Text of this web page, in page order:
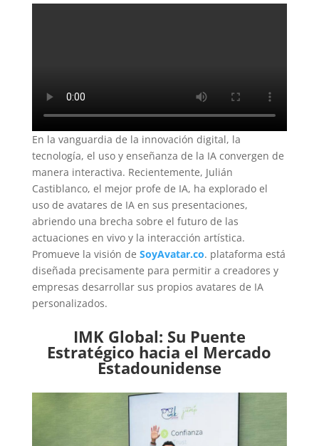
En la vanguardia de la innovación digital, la
tecnología, el uso y enseñanza de la IA convergen de
manera interactiva. Recientemente, Julián
Castiblanco, el mejor profe de IA, ha explorado el
uso de avatares de IA en sus presentaciones,
abriendo una brecha sobre el futuro de las
actuaciones en vivo y la interacción artística.
Promueve la visión de SoyAvatar.co. plataforma está
diseñada precisamente para permitir a creadores y
empresas desarrollar sus propios avatares de IA
personalizados.
IMK Global: Su Puente
Estratégico hacia el Mercado
Estadounidense